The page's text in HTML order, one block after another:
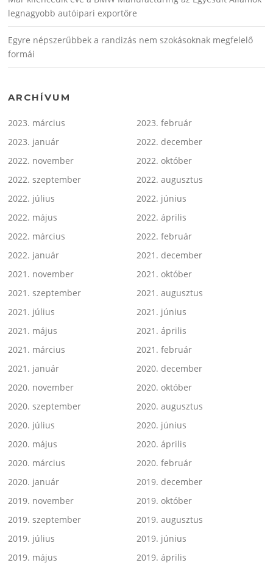
legnagyobb autóipari exportőre
Egyre népszerűbbek a randizás nem szokásoknak megfelelő
formái
ARCHÍVUM
2023. március
2023. február
2023. január
2022. december
2022. november
2022. október
2022. szeptember
2022. augusztus
2022. július
2022. június
2022. május
2022. április
2022. március
2022. február
2022. január
2021. december
2021. november
2021. október
2021. szeptember
2021. augusztus
2021. július
2021. június
2021. május
2021. április
2021. március
2021. február
2021. január
2020. december
2020. november
2020. október
2020. szeptember
2020. augusztus
2020. július
2020. június
2020. május
2020. április
2020. március
2020. február
2020. január
2019. december
2019. november
2019. október
2019. szeptember
2019. augusztus
2019. július
2019. június
2019. május
2019. április